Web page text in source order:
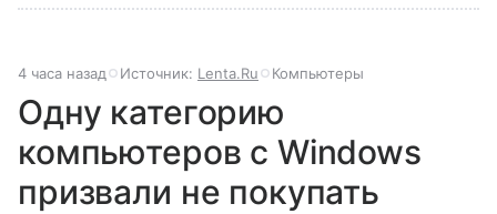
4 часа назад Источник: Lenta.Ru Компьютеры
Одну категорию
компьютеров с Windows
призвали не покупать